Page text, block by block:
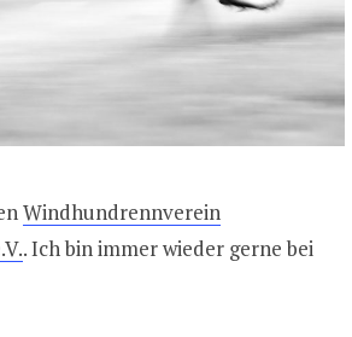
Windhundrennverein
. Ich bin immer wieder gerne bei